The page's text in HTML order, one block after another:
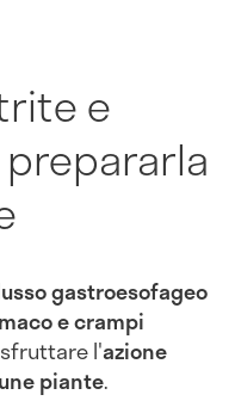
e
gastroesofageo
e crampi
l'azione
piante.